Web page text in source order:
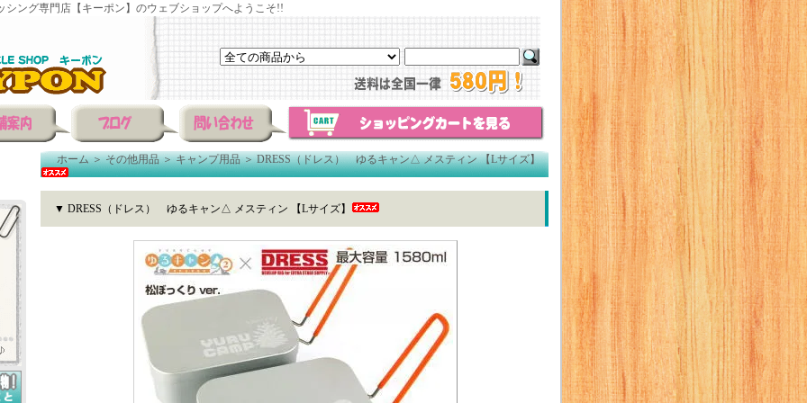
シング専門店【キーポン】のウェブショップへようこそ!!
ホーム＞その他用品＞キャンプ用品＞DRESS（ドレス） ゆるキャン△ メスティン 【Lサイズ】
▼ DRESS（ドレス） ゆるキャン△ メスティン 【Lサイズ】